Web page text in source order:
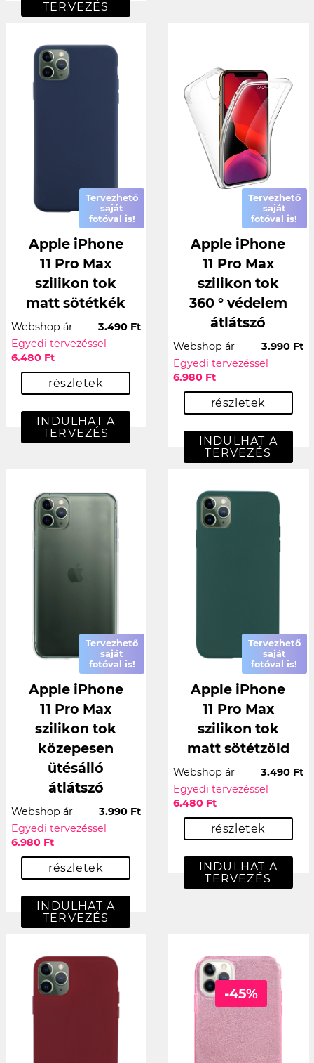
TERVEZÉS
Tervezhető
saját
fotóval is!
Apple iPhone
11 Pro Max
szilikon tok
matt sötétkék
Webshop ár
3.490 Ft
Egyedi tervezéssel
6.480 Ft
részletek
INDULHAT A
TERVEZÉS
Tervezhető
saját
fotóval is!
Apple iPhone
11 Pro Max
szilikon tok
360 ° védelem
átlátszó
Webshop ár
3.990 Ft
Egyedi tervezéssel
6.980 Ft
részletek
INDULHAT A
TERVEZÉS
Tervezhető
saját
fotóval is!
Apple iPhone
11 Pro Max
szilikon tok
közepesen
ütésálló
átlátszó
Webshop ár
3.990 Ft
Egyedi tervezéssel
6.980 Ft
részletek
INDULHAT A
TERVEZÉS
Tervezhető
saját
fotóval is!
Apple iPhone
11 Pro Max
szilikon tok
matt sötétzöld
Webshop ár
3.490 Ft
Egyedi tervezéssel
6.480 Ft
részletek
INDULHAT A
TERVEZÉS
-45%